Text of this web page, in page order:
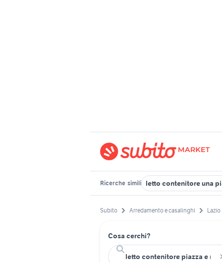
Ricerche simili letto contenitore una
Subito Arredamento e casalinghi Lazio
Cosa cerchi?